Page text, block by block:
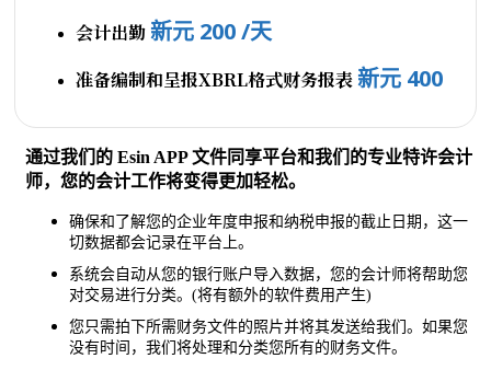
会计出勤新元 200 /天
准备编制和呈报XBRL格式财务报表新元 400
通过我们的 Esin APP 文件同享平台和我们的专业特许会计
师，您的会计工作将变得更加轻松。
确保和了解您的企业年度申报和纳税申报的截止日期，这一
切数据都会记录在平台上。
系统会自动从您的银行账户导入数据，您的会计师将帮助您
对交易进行分类。(将有额外的软件费用产生)
您只需拍下所需财务文件的照片并将其发送给我们。如果您
没有时间，我们将处理和分类您所有的财务文件。